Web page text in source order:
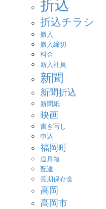
折込チラシ
搬入
搬入締切
料金
新入社員
新聞
新聞折込
新聞紙
映画
書き写し
申込
福岡町
道具箱
配達
長期保存食
高岡
高岡市